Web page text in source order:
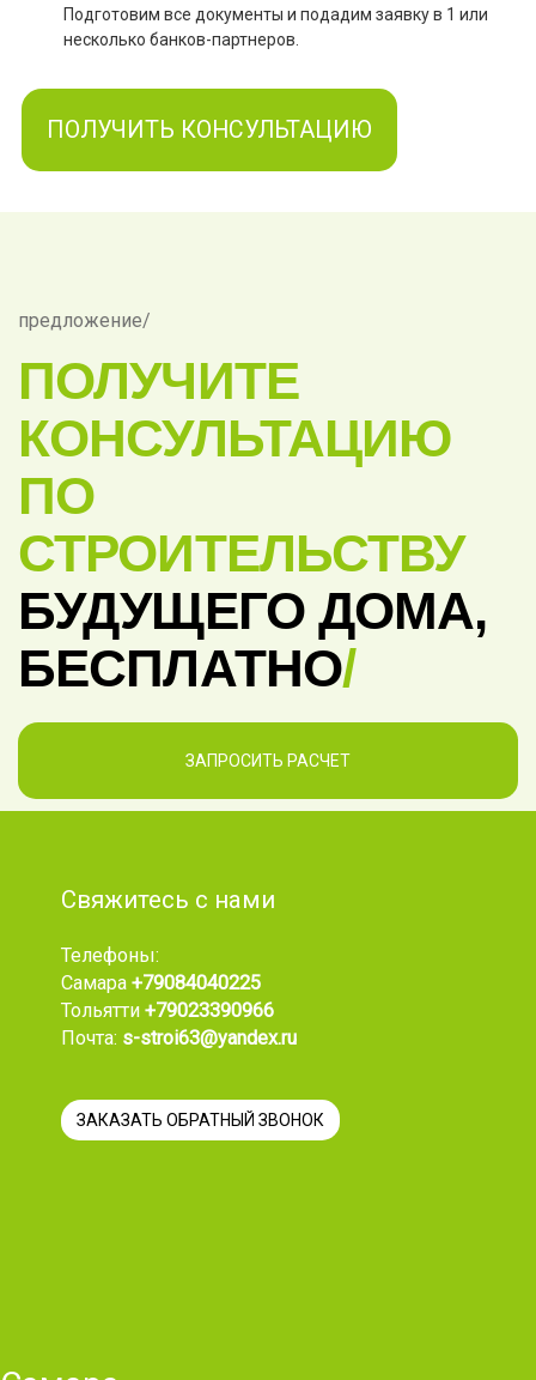
Подготовим все документы и подадим заявку в 1 или
несколько банков-партнеров.
ПОЛУЧИТЬ КОНСУЛЬТАЦИЮ
предложение/
ПОЛУЧИТЕ
КОНСУЛЬТАЦИЮ
ПО
СТРОИТЕЛЬСТВУ
БУДУЩЕГО ДОМА,
БЕСПЛАТНО/
ЗАПРОСИТЬ РАСЧЕТ
Свяжитесь с нами
Телефоны:
Самара +79084040225
Тольятти +79023390966
Почта: s-stroi63@yandex.ru
ЗАКАЗАТЬ ОБРАТНЫЙ ЗВОНОК